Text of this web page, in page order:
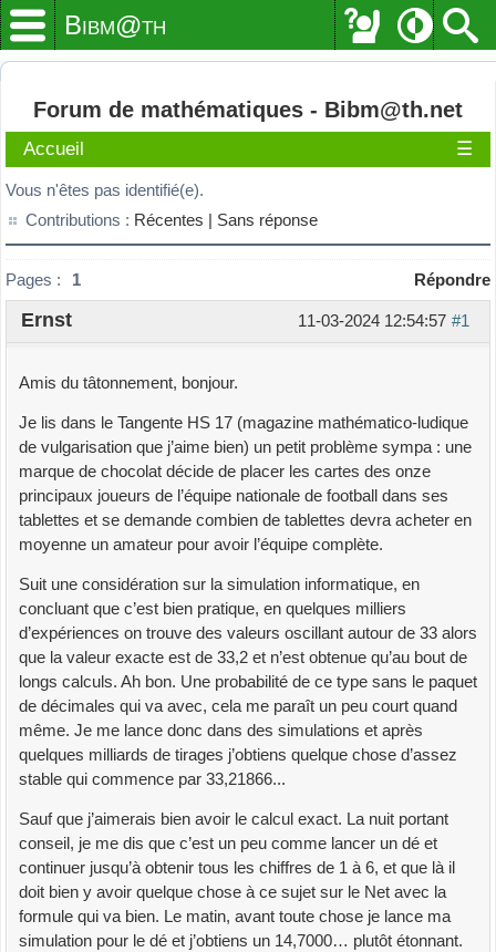
Bibm@th
Forum de mathématiques - Bibm@th.net
Accueil ☰
Vous n'êtes pas identifié(e).
Contributions : Récentes | Sans réponse
Pages : 1 Répondre
#1
11-03-2024 12:54:57
Ernst
Amis du tâtonnement, bonjour.
Je lis dans le Tangente HS 17 (magazine mathématico-ludique
de vulgarisation que j’aime bien) un petit problème sympa : une
marque de chocolat décide de placer les cartes des onze
principaux joueurs de l’équipe nationale de football dans ses
tablettes et se demande combien de tablettes devra acheter en
moyenne un amateur pour avoir l’équipe complète.
Suit une considération sur la simulation informatique, en
concluant que c’est bien pratique, en quelques milliers
d’expériences on trouve des valeurs oscillant autour de 33 alors
que la valeur exacte est de 33,2 et n’est obtenue qu’au bout de
longs calculs. Ah bon. Une probabilité de ce type sans le paquet
de décimales qui va avec, cela me paraît un peu court quand
même. Je me lance donc dans des simulations et après
quelques milliards de tirages j’obtiens quelque chose d’assez
stable qui commence par 33,21866...
Sauf que j’aimerais bien avoir le calcul exact. La nuit portant
conseil, je me dis que c’est un peu comme lancer un dé et
continuer jusqu’à obtenir tous les chiffres de 1 à 6, et que là il
doit bien y avoir quelque chose à ce sujet sur le Net avec la
formule qui va bien. Le matin, avant toute chose je lance ma
simulation pour le dé et j’obtiens un 14,7000… plutôt étonnant.